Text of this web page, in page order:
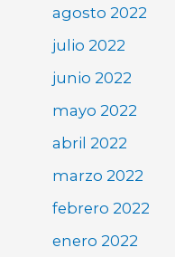
agosto 2022
julio 2022
junio 2022
mayo 2022
abril 2022
marzo 2022
febrero 2022
enero 2022